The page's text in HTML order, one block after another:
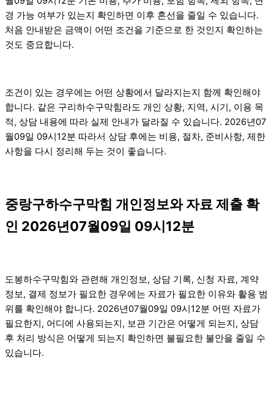
경 가능 여부가 있는지 확인하면 이후 혼선을 줄일 수 있습니다.
처음 안내받은 금액이 어떤 조건을 기준으로 한 것인지 확인하는
것도 중요합니다.
조건이 있는 경우에는 어떤 상황에서 달라지는지 함께 확인해야
합니다. 같은 구리하수구막힘라도 개인 상황, 지역, 시기, 이용 목
적, 상담 내용에 따라 실제 안내가 달라질 수 있습니다. 2026년07
월09일 09시12분 따라서 상담 후에는 비용, 절차, 준비사항, 제한
사항을 다시 정리해 두는 것이 좋습니다.
중랑구하수구막힘 개인정보와 자료 제출 확
인 2026년07월09일 09시12분
도봉하수구막힘와 관련해 개인정보, 상담 기록, 신청 자료, 계약
정보, 결제 정보가 필요한 경우에는 자료가 필요한 이유와 활용 범
위를 확인해야 합니다. 2026년07월09일 09시12분 어떤 자료가
필요한지, 어디에 사용되는지, 보관 기간은 어떻게 되는지, 상담
후 처리 방식은 어떻게 되는지 확인하면 불필요한 불안을 줄일 수
있습니다.